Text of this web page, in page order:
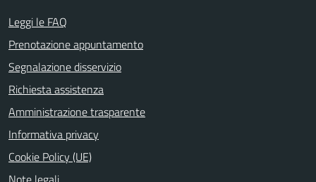
Leggi le FAQ
Prenotazione appuntamento
Segnalazione disservizio
Richiesta assistenza
Amministrazione trasparente
Informativa privacy
Cookie Policy (UE)